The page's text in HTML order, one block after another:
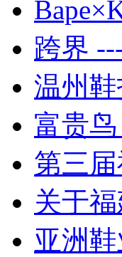
跨界
温州
富贵鸟
第三
关于
亚洲